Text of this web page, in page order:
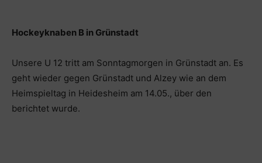
Hockeyknaben B in Grünstadt
Unsere U 12 tritt am Sonntagmorgen in Grünstadt an. Es
geht wieder gegen Grünstadt und Alzey wie an dem
Heimspieltag in Heidesheim am 14.05., über den
berichtet wurde.